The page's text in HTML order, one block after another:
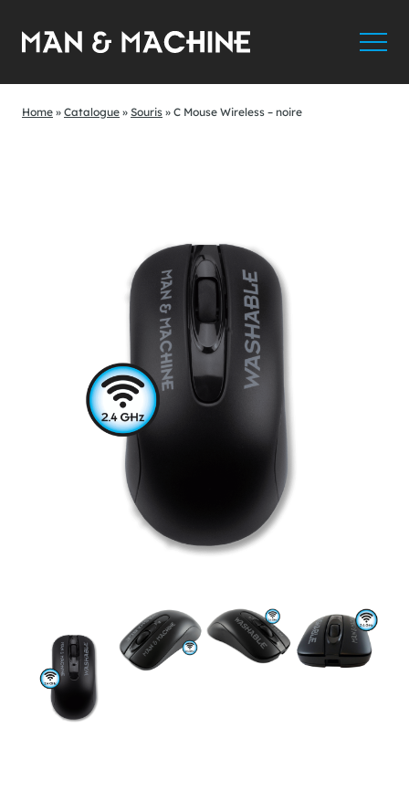
Home » Catalogue » Souris » C Mouse Wireless – noire